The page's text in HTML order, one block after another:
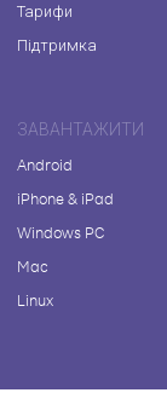
Тарифи
Підтримка
ЗАВАНТАЖИТИ
Android
iPhone & iPad
Windows PC
Mac
Linux